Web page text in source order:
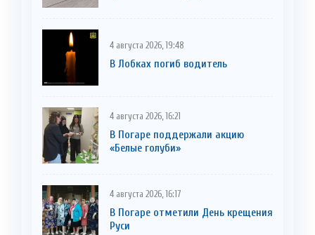
4 августа 2026, 19:48
В Лобках погиб водитель
4 августа 2026, 16:21
В Погаре поддержали акцию
«Белые голуби»
4 августа 2026, 16:17
В Погаре отметили День крещения
Руси